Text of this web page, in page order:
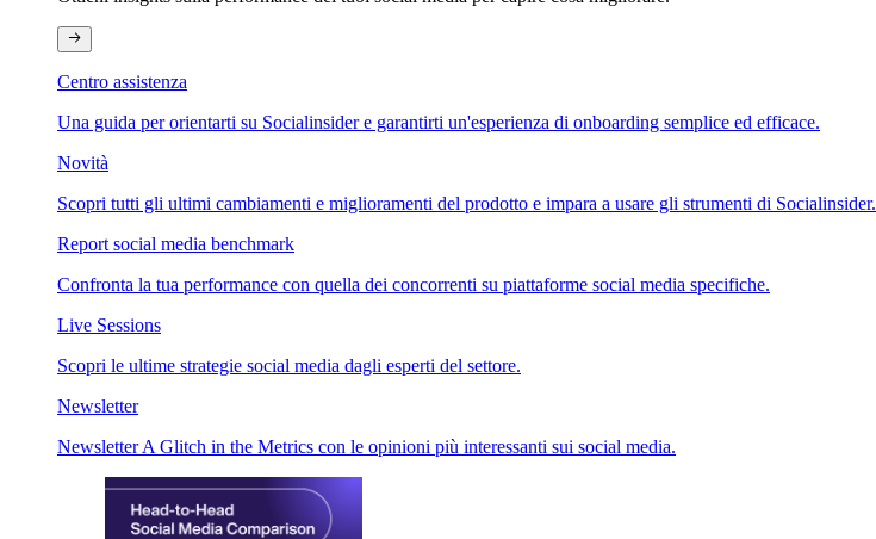
Centro assistenza
Una guida per orientarti su Socialinsider e garantirti un'esperienza di onboarding semplice ed efficace.
Novità
Scopri tutti gli ultimi cambiamenti e miglioramenti del prodotto e impara a usare gli strumenti di Socialinsider.
Report social media benchmark
Confronta la tua performance con quella dei concorrenti su piattaforme social media specifiche.
Live Sessions
Scopri le ultime strategie social media dagli esperti del settore.
Newsletter
Newsletter A Glitch in the Metrics con le opinioni più interessanti sui social media.